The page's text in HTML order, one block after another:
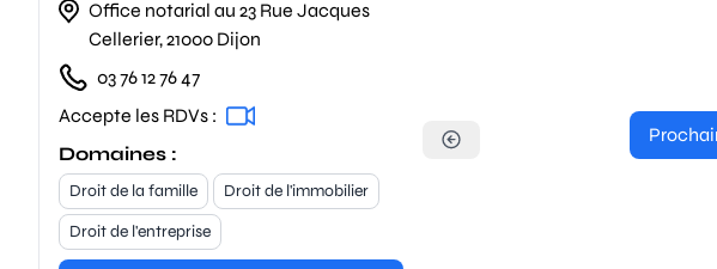
Office notarial au 23 Rue Jacques
Cellerier, 21000 Dijon
03 76 12 76 47
Accepte les RDVs :
Domaines :
Droit de la famille
Droit de l'immobilier
Droit de l'entreprise